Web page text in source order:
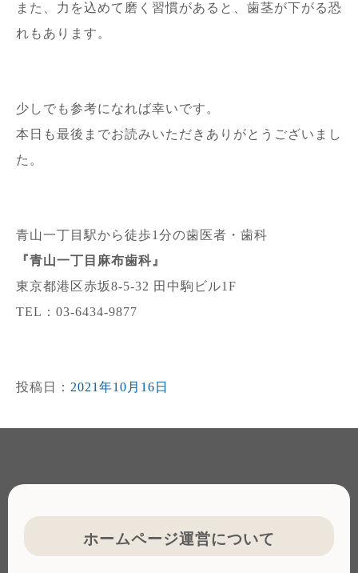
また、力を込めて磨く習慣があると、歯茎が下がる恐
れもあります。
少しでも参考になれば幸いです。
本日も最後までお読みいただきありがとうございまし
た。
青山一丁目駅から徒歩1分の歯医者・歯科
『青山一丁目麻布歯科』
東京都港区赤坂8-5-32 田中駒ビル1F
TEL：03-6434-9877
投稿日： 2021年10月16日
ホームページ運営について